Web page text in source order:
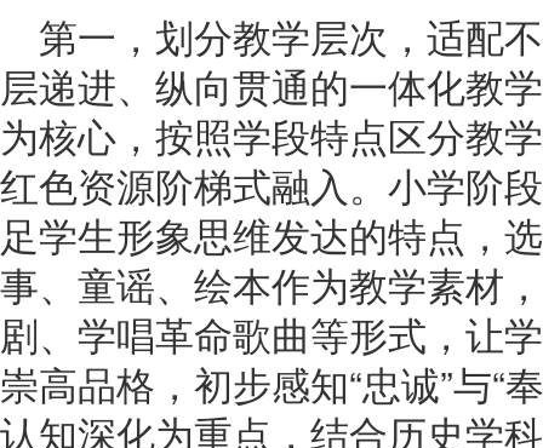
第一，划分教学层次，适配
层递进、纵向贯通的一体化教
为核心，按照学段特点区分教
红色资源阶梯式融入。小学阶
足学生形象思维发达的特点，
事、童谣、绘本作为教学素材
剧、学唱革命歌曲等形式，让
崇高品格，初步感知“忠诚”与“
认知深化为重点，结合历史学